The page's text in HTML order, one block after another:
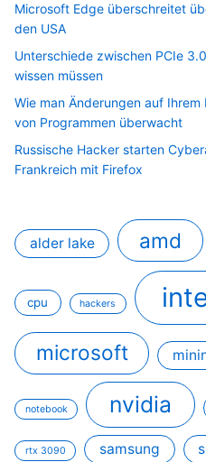
Microsoft Edge überschreitet
den USA
Unterschiede zwischen PCIe
wissen müssen
Wie man Änderungen auf
von Programmen überwacht
Russische Hacker starten
Frankreich mit Firefox
alder lake amd
cpu hackers
microsoft
notebook nvidia
rtx 3090 samsung